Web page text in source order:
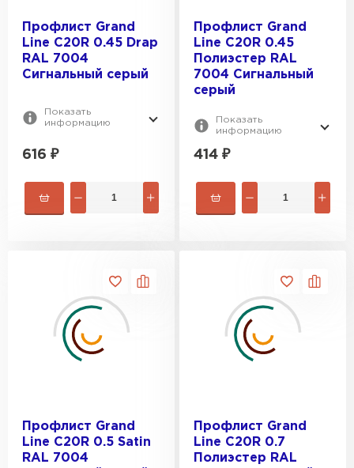
Профлист Grand
Line C20R 0.45 Drap
RAL 7004
Сигнальный серый
Показать
информацию
616 ₽
Профлист Grand
Line C20R 0.45
Полиэстер RAL
7004 Сигнальный
серый
Показать
информацию
414 ₽
Профлист Grand
Line C20R 0.5 Satin
RAL 7004
Профлист Grand
Line C20R 0.7
Полиэстер RAL